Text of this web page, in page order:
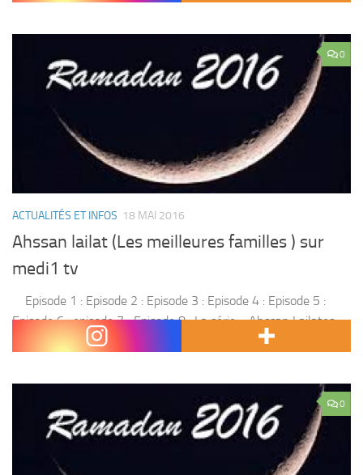
0
ACTUALITÉS ET INFOS 18 MAI 2016
Ahssan lailat (Les meilleures familles ) sur
medi1 tv
Episode 1 : Episode 2 : Episode 3 : Episode 4 : Episode 5 :
Episode 6 : episode 7 ; Episode 8 : La série « Ahssan Lailates »
est parmi les séries...
0